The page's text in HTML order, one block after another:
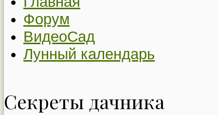
Форум
ВидеоСад
Лунный календарь
Секреты дачника